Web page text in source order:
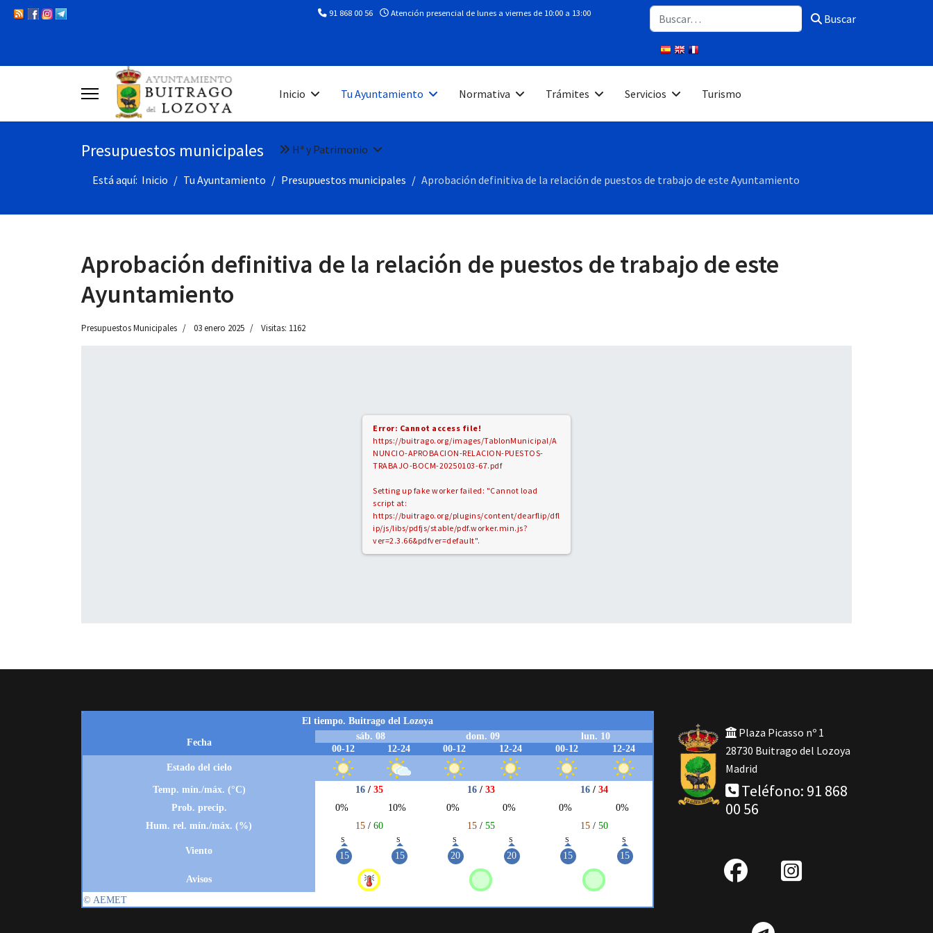
91 868 00 56 Atención presencial de lunes a viernes de 10:00 a 13:00 Buscar Buscar
Inicio Tu Ayuntamiento Normativa Trámites Servicios Turismo
Hª y Patrimonio
Presupuestos municipales
Está aquí: Inicio Tu Ayuntamiento Presupuestos municipales Aprobación definitiva de la relación de puestos de trabajo de este Ayuntamiento
Aprobación definitiva de la relación de puestos de trabajo de este
Ayuntamiento
Presupuestos Municipales 03 enero 2025 Visitas: 1162
Error: Cannot access file!
https://buitrago.org/images/TablonMunicipal/A
NUNCIO-APROBACION-RELACION-PUESTOS-
TRABAJO-BOCM-20250103-67.pdf
Setting up fake worker failed: "Cannot load
script at:
https://buitrago.org/plugins/content/dearflip/dfl
ip/js/libs/pdfjs/stable/pdf.worker.min.js?
ver=2.3.66&pdfver=default".
Plaza Picasso nº 1
28730 Buitrago del Lozoya
Madrid
Teléfono: 91 868
00 56
fab
IG